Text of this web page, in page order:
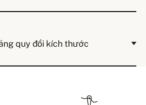
quy đổi kích thước